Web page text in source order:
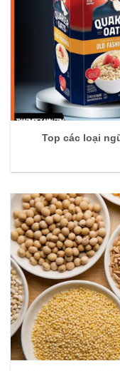
Top các loại